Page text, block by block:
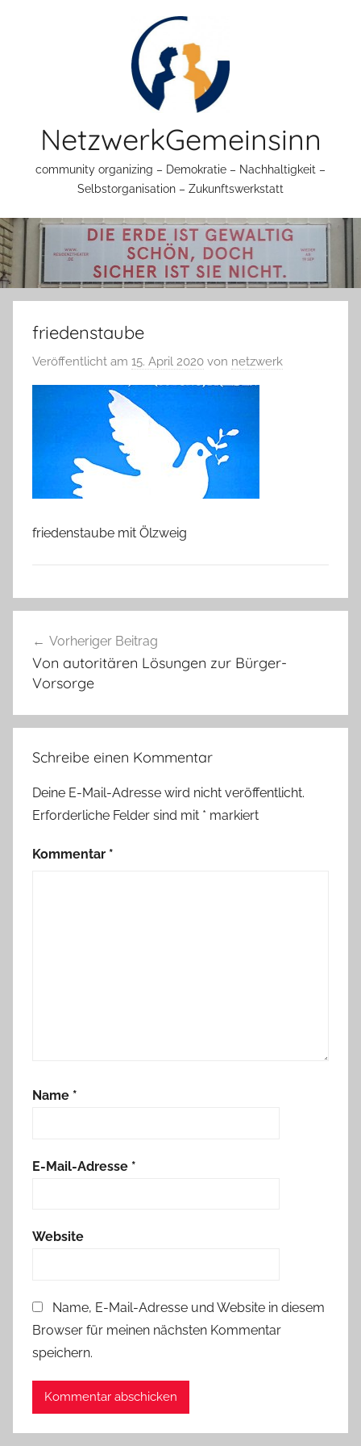
NetzwerkGemeinsinn
community organizing – Demokratie – Nachhaltigkeit –
Selbstorganisation – Zukunftswerkstatt
friedenstaube
Veröffentlicht am 15. April 2020 von netzwerk
friedenstaube mit Ölzweig
Vorheriger Beitrag
Von autoritären Lösungen zur Bürger-
Vorsorge
Schreibe einen Kommentar
Deine E-Mail-Adresse wird nicht veröffentlicht.
Erforderliche Felder sind mit * markiert
Kommentar *
Name *
E-Mail-Adresse *
Website
Name, E-Mail-Adresse und Website in diesem
Browser für meinen nächsten Kommentar
speichern.